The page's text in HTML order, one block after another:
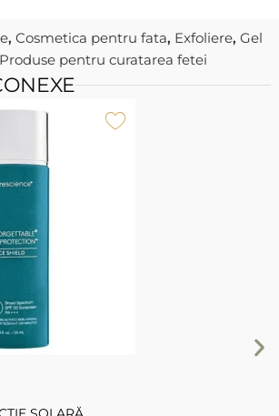
, Cosmetica pentru fata, Exfoliere, Gel
Produse pentru curatarea fetei